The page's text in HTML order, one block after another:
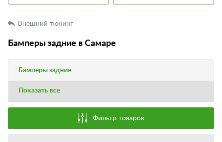
Внешний тюнинг
Бамперы задние в Самаре
Бамперы задние
Показать все
Фильтр товаров